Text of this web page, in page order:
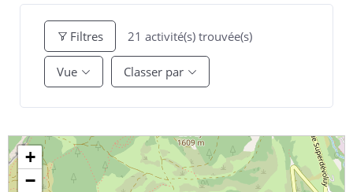
Filtres 21 activité(s) trouvée(s)
Vue Classer par
+
−